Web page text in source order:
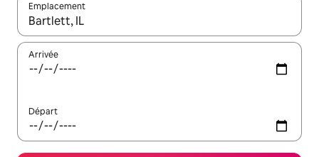
Emplacement
Quand les résultats sont affichés, parcourez-les en utilisant
Arrivée
Départ